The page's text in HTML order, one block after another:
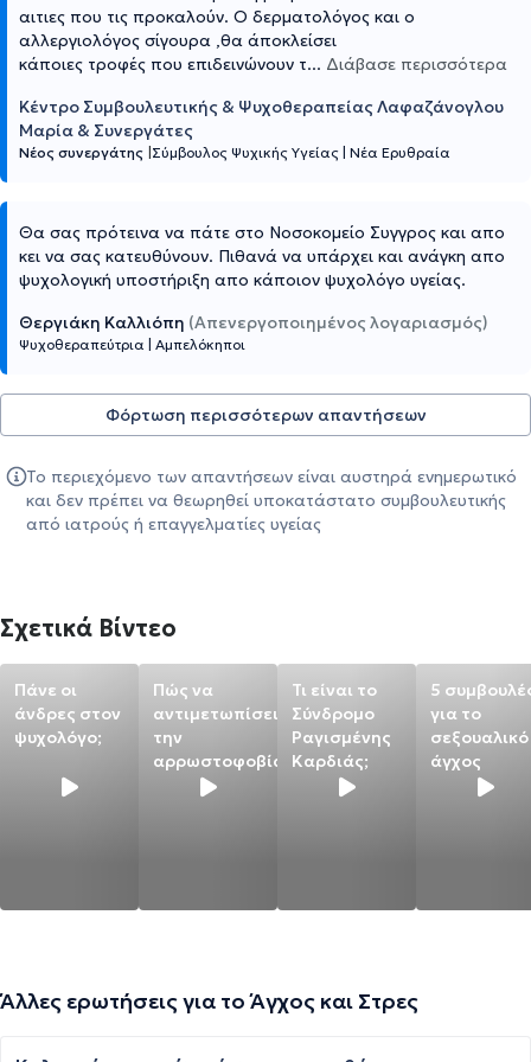
αιτιες που τις προκαλούν. Ο δερματολόγος και ο
αλλεργιολόγος σίγουρα ,θα άποκλείσει
κάποιες τροφές που επιδεινώνουν τ... Διάβασε περισσότερα
Κέντρο Συμβουλευτικής & Ψυχοθεραπείας Λαφαζάνογλου
Μαρία & Συνεργάτες
Νέος συνεργάτης Σύμβουλος Ψυχικής Υγείας Νέα Ερυθραία
Θα σας πρότεινα να πάτε στο Νοσοκομείο Συγγρος και απο
κει να σας κατευθύνουν. Πιθανά να υπάρχει και ανάγκη απο
ψυχολογική υποστήριξη απο κάποιον ψυχολόγο υγείας.
Θεργιάκη Καλλιόπη (Απενεργοποιημένος λογαριασμός)
Ψυχοθεραπεύτρια Αμπελόκηποι
Φόρτωση περισσότερων απαντήσεων
Το περιεχόμενο των απαντήσεων είναι αυστηρά ενημερωτικό
και δεν πρέπει να θεωρηθεί υποκατάστατο συμβουλευτικής
από ιατρούς ή επαγγελματίες υγείας
Σχετικά Βίντεο
Πάνε οι
άνδρες στον
ψυχολόγο;
Πώς να
αντιμετωπίσεις
την
αρρωστοφοβία
Τι είναι το
Σύνδρομο
Ραγισμένης
Καρδιάς;
5
για το
σεξουαλικό
άγχος
Άλλες ερωτήσεις για το Άγχος και Στρες